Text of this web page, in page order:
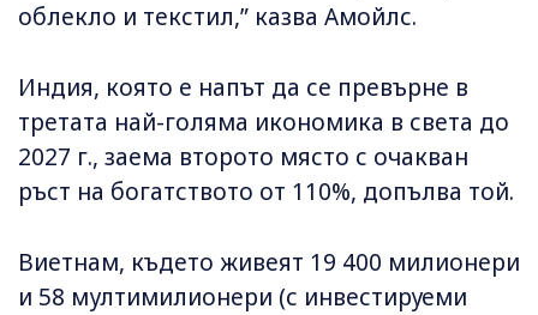
облекло и текстил,” казва Амойлс.
Индия, която е напът да се превърне в
третата най-голяма икономика в света до
2027 г., заема второто място с очакван
ръст на богатството от 110%, допълва той.
Виетнам, където живеят 19 400 милионери
и 58 мултимилионери (с инвестируеми